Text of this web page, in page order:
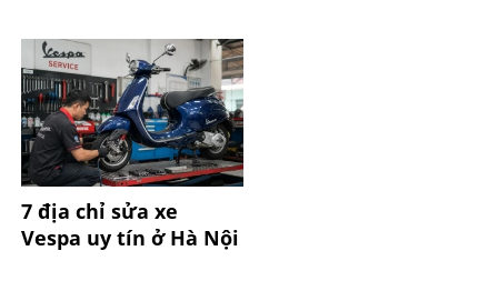
7 địa chỉ sửa xe
Vespa uy tín ở Hà Nội